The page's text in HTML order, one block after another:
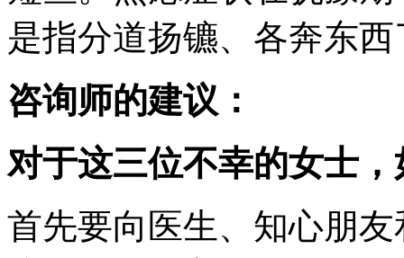
是指分道扬镳、各奔东西
咨询师的建议：
对于这三位不幸的女士
首先要向医生、知心朋